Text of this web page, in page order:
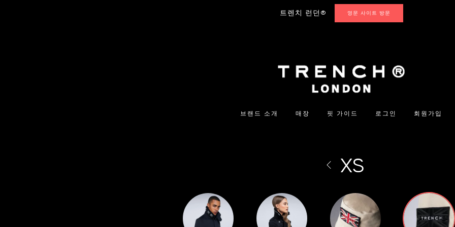
트렌치 런던® 영문 사이트 방문
브랜드 소개 매장 핏 가이드 로그인 회원가입
XS